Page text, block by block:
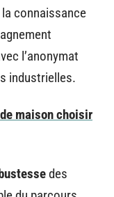
connaissance
l’anonymat
industrielles.
maison choisir
des